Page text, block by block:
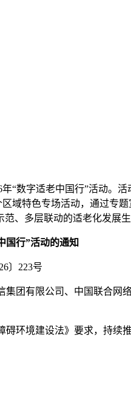
“数字适老中国行”活动。
域特色专场活动，通过专
、多层联动的适老化发展生
国行”活动的通知
〕223号
团有限公司、中国联合网
境建设法》要求，持续